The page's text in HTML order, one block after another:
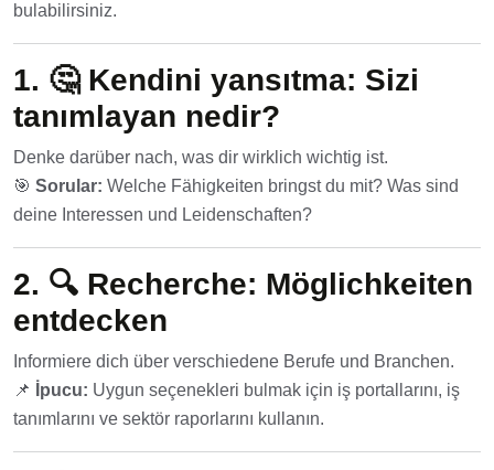
bulabilirsiniz.
1. 🤔 Kendini yansıtma: Sizi
tanımlayan nedir?
Denke darüber nach, was dir wirklich wichtig ist.
🎯 Sorular: Welche Fähigkeiten bringst du mit? Was sind
deine Interessen und Leidenschaften?
2. 🔍 Recherche: Möglichkeiten
entdecken
Informiere dich über verschiedene Berufe und Branchen.
📌
İpucu: Uygun seçenekleri bulmak için iş portallarını, iş
tanımlarını ve sektör raporlarını kullanın.